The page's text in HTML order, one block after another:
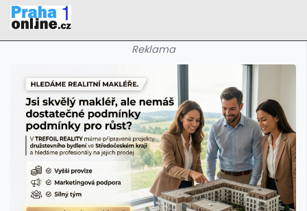
Reklama